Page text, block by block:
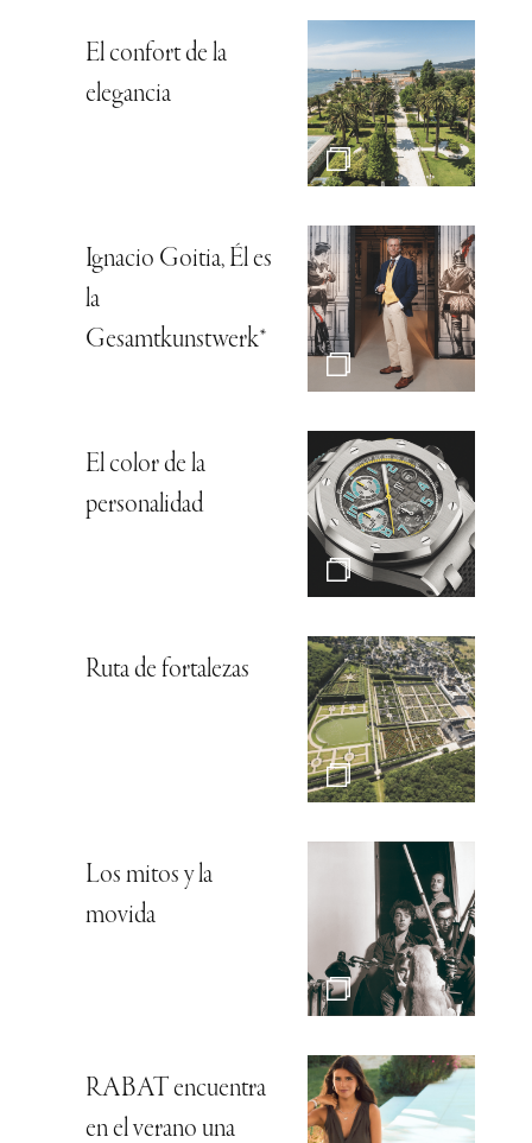
El confort de la
elegancia
Ignacio Goitia, Él es
la
Gesamtkunstwerk*
El color de la
personalidad
Ruta de fortalezas
Los mitos y la
movida
RABAT encuentra
en el verano una